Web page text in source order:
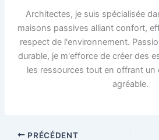
Architectes, je suis spécialisée
maisons passives alliant confort,
respect de l'environnement.
durable, je m'efforce de créer des
les ressources tout en offrant un
agréable.
PRÉCÉDENT